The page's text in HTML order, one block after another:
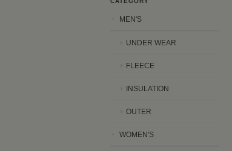
MEN'S
UNDER WEAR
FLEECE
INSULATION
OUTER
WOMEN'S